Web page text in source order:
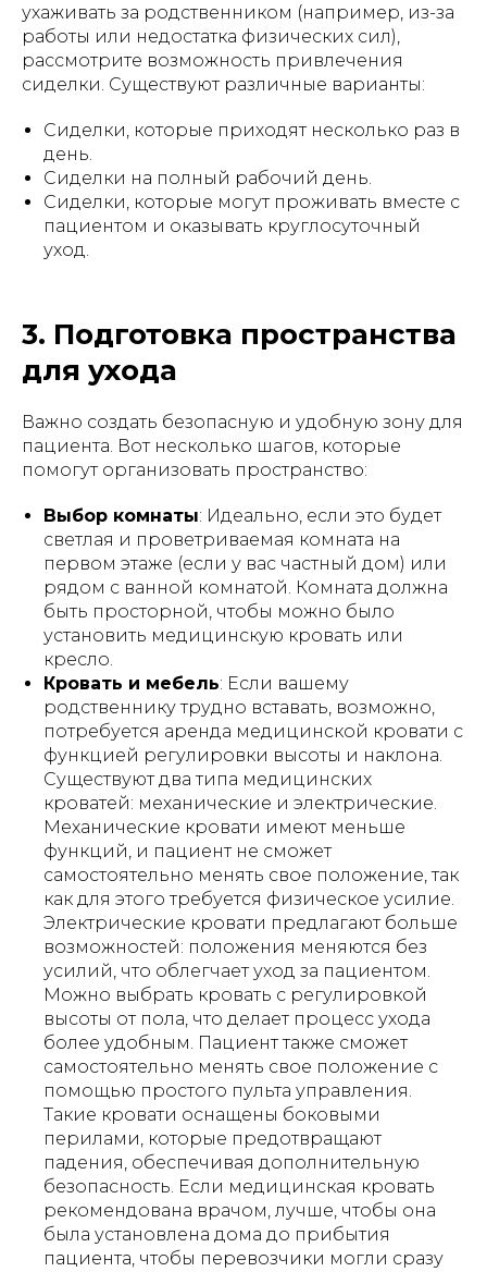
ухаживать за родственником (например, из-за
работы или недостатка физических сил),
рассмотрите возможность привлечения
сиделки. Существуют различные варианты:
Сиделки, которые приходят несколько раз в
день.
Сиделки на полный рабочий день.
Сиделки, которые могут проживать вместе с
пациентом и оказывать круглосуточный
уход.
3. Подготовка пространства
для ухода
Важно создать безопасную и удобную зону для
пациента. Вот несколько шагов, которые
помогут организовать пространство:
Выбор комнаты: Идеально, если это будет
светлая и проветриваемая комната на
первом этаже (если у вас частный дом) или
рядом с ванной комнатой. Комната должна
быть просторной, чтобы можно было
установить медицинскую кровать или
кресло.
Кровать и мебель: Если вашему
родственнику трудно вставать, возможно,
потребуется аренда медицинской кровати с
функцией регулировки высоты и наклона.
Существуют два типа медицинских
кроватей: механические и электрические.
Механические кровати имеют меньше
функций, и пациент не сможет
самостоятельно менять свое положение, так
как для этого требуется физическое усилие.
Электрические кровати предлагают больше
возможностей: положения меняются без
усилий, что облегчает уход за пациентом.
Можно выбрать кровать с регулировкой
высоты от пола, что делает процесс ухода
более удобным. Пациент также сможет
самостоятельно менять свое положение с
помощью простого пульта управления.
Такие кровати оснащены боковыми
перилами, которые предотвращают
падения, обеспечивая дополнительную
безопасность. Если медицинская кровать
рекомендована врачом, лучше, чтобы она
была установлена дома до прибытия
пациента, чтобы перевозчики могли сразу